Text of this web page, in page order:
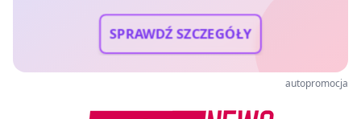
SPRAWDŹ SZCZEGÓŁY
autopromocja